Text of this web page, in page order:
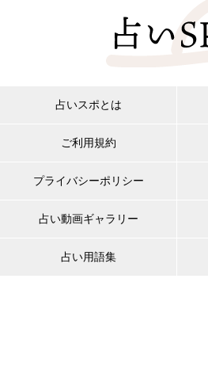
占いスポとは
ご利用規約
プライバシーポリシー
占い動画ギャラリー
占い用語集